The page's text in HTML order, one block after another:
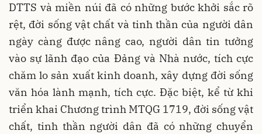
DTTS và miền núi đã có những bước khởi sắc rõ
rệt, đời sống vật chất và tinh thần của người dân
ngày càng được nâng cao, người dân tin tưởng
vào sự lãnh đạo của Đảng và Nhà nước, tích cực
chăm lo sản xuất kinh doanh, xây dựng đời sống
văn hóa lành mạnh, tích cực. Đặc biệt, kể từ khi
triển khai Chương trình MTQG 1719, đời sống vật
chất, tinh thần người dân đã có những chuyển